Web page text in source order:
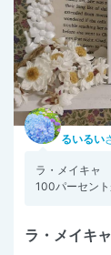
るいるい
ラ・メイキャ
100パーセン
ラ・メイキ